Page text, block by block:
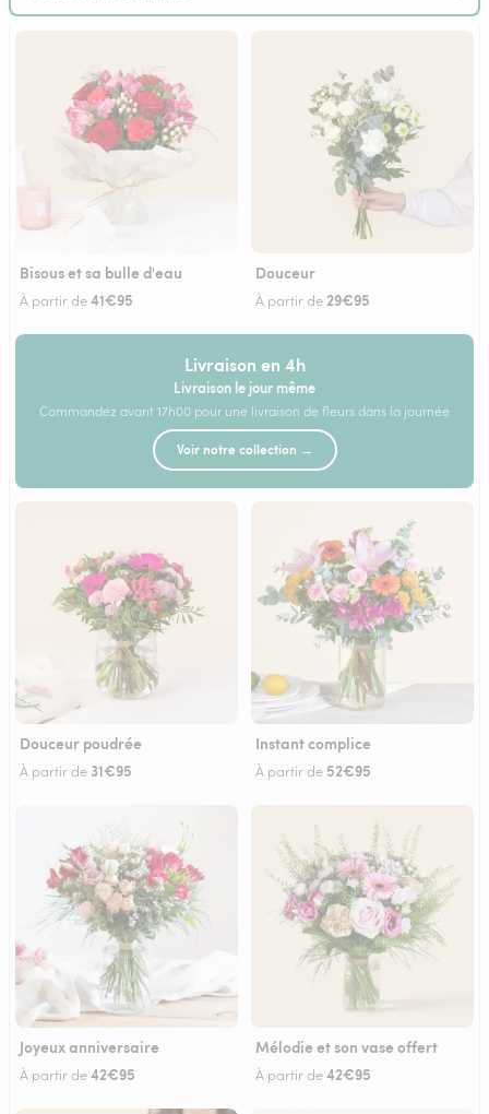
Bisous et sa bulle d'eau
À partir de41€95
Douceur
À partir de 29€95
Livraison en 4h
Livraison le jour même
Commandez avant 17h00 pour une livraison de fleurs dans la journée
Voir notre collection →
Douceur poudrée
À partir de 31€95
Instant complice
À partir de 52€95
Joyeux anniversaire
À partir de42€95
Mélodie et son vase offert
À partir de42€95